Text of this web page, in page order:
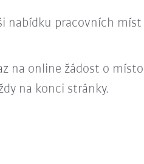
nabídku pracovních
na online žádost o
na konci stránky.